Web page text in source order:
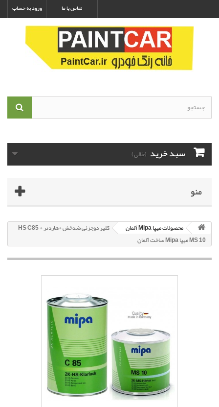
ورود به حساب تماس با ما
سبد خرید (خالی)
منو
محصولات میپا Mipa آلمان
کلیر دوجزئی ضدخش +هاردنر HS C85 +
MS 10 میپا Mipa ساخت آلمان